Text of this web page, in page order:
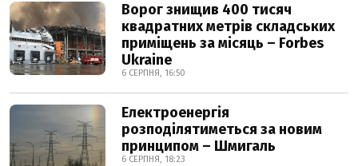
Ворог знищив 400 тисяч
квадратних метрів складських
приміщень за місяць – Forbes
Ukraine
6 СЕРПНЯ, 16:50
Електроенергія
розподілятиметься за новим
принципом – Шмигаль
6 СЕРПНЯ, 18:23